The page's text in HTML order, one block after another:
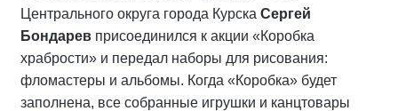
Центрального округа города Курска Сергей
Бондарев присоединился к акции «Коробка
храбрости» и передал наборы для рисования:
фломастеры и альбомы. Когда «Коробка» будет
заполнена, все собранные игрушки и канцтовары